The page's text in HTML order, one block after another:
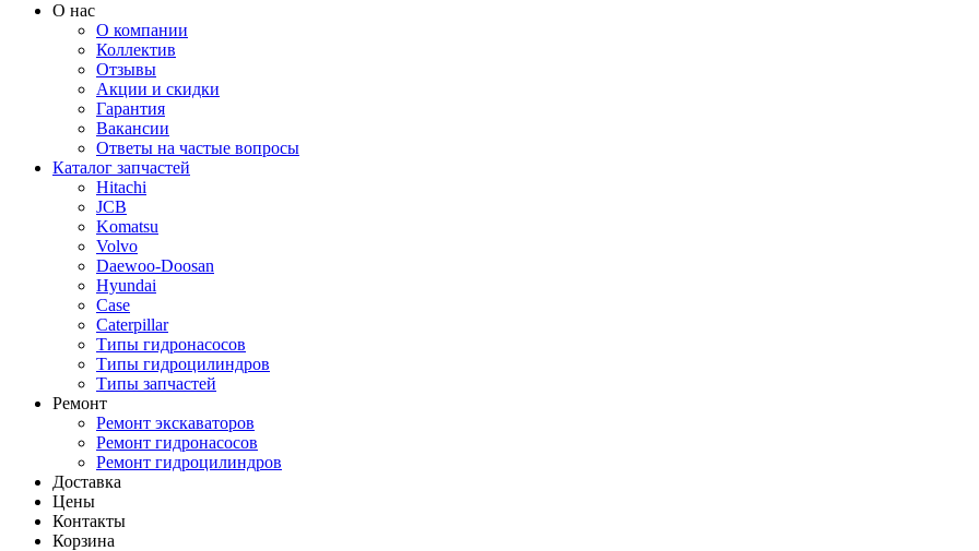
О нас
О компании
Коллектив
Отзывы
Акции и скидки
Гарантия
Вакансии
Ответы на частые вопросы
Каталог запчастей
Hitachi
JCB
Komatsu
Volvo
Daewoo-Doosan
Hyundai
Case
Caterpillar
Типы гидронасосов
Типы гидроцилиндров
Типы запчастей
Ремонт
Ремонт экскаваторов
Ремонт гидронасосов
Ремонт гидроцилиндров
Доставка
Цены
Контакты
Корзина